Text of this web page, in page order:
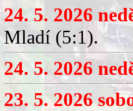
24. 5. 2026
Mladí (5:1).
24. 5. 2026
23. 5. 2026